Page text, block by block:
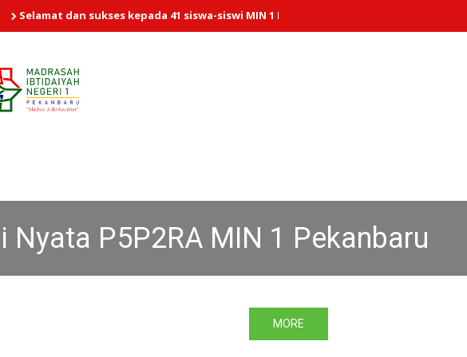
dan sukses kepada 41 siswa-siswi MIN 1 Pekanbaru yang dinyatakan LULUS PMBM
Nyata P5P2RA MIN 1 Pekanbaru
MORE